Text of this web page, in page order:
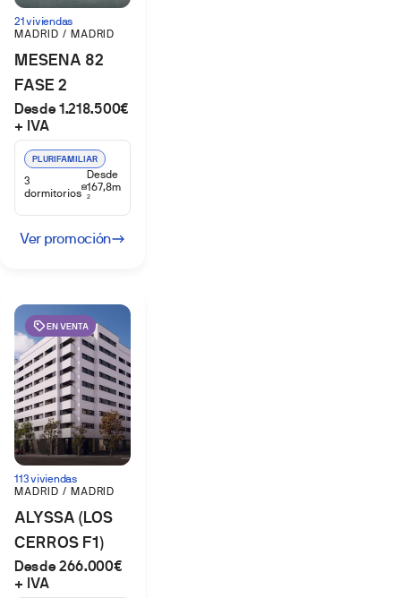
21 viviendas
MADRID / MADRID
MESENA 82
FASE 2
(MADRID)
Desde 1.218.500€
+ IVA
PLURIFAMILIAR
3
dormitorios
Desde
167,8m
2
Ver promoción
EN VENTA
113 viviendas
MADRID / MADRID
ALYSSA (LOS
CERROS F1)
Desde 266.000€
+ IVA